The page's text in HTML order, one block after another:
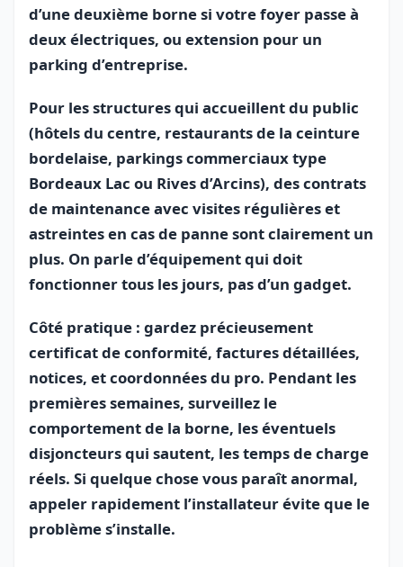
d’une deuxième borne si votre foyer passe à
deux électriques, ou extension pour un
parking d’entreprise.
Pour les structures qui accueillent du public
(hôtels du centre, restaurants de la ceinture
bordelaise, parkings commerciaux type
Bordeaux Lac ou Rives d’Arcins), des contrats
de maintenance avec visites régulières et
astreintes en cas de panne sont clairement un
plus. On parle d’équipement qui doit
fonctionner tous les jours, pas d’un gadget.
Côté pratique : gardez précieusement
certificat de conformité, factures détaillées,
notices, et coordonnées du pro. Pendant les
premières semaines, surveillez le
comportement de la borne, les éventuels
disjoncteurs qui sautent, les temps de charge
réels. Si quelque chose vous paraît anormal,
appeler rapidement l’installateur évite que le
problème s’installe.